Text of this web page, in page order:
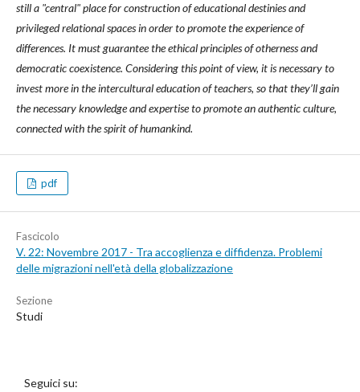
still a "central" place for construction of educational destinies and
privileged relational spaces in order to promote the experience of
differences. It must guarantee the ethical principles of otherness and
democratic coexistence. Considering this point of view, it is necessary to
invest more in the intercultural education of teachers, so that they’ll gain
the necessary knowledge and expertise to promote an authentic culture,
connected with the spirit of humankind.
pdf
Fascicolo
V. 22: Novembre 2017 - Tra accoglienza e diffidenza. Problemi
delle migrazioni nell'età della globalizzazione
Sezione
Studi
Seguici su: